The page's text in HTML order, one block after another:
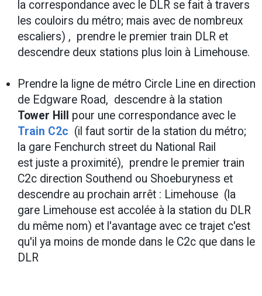
la correspondance avec le DLR se fait à travers
les couloirs du métro; mais avec de nombreux
escaliers) , prendre le premier train DLR et
descendre deux stations plus loin à Limehouse.
Prendre la ligne de métro Circle Line en direction
de Edgware Road, descendre à la station
Tower Hill pour une correspondance avec le
Train C2c (il faut sortir de la station du métro;
la gare Fenchurch street du National Rail
est juste a proximité), prendre le premier train
C2c direction Southend ou Shoeburyness et
descendre au prochain arrêt : Limehouse (la
gare Limehouse est accolée à la station du DLR
du même nom) et l'avantage avec ce trajet c'est
qu'il ya moins de monde dans le C2c que dans le
DLR